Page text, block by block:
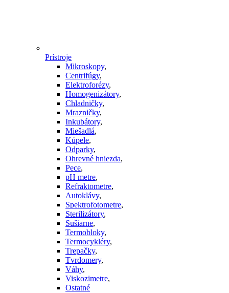
Prístroje
Mikroskopy,
Centrifúgy,
Elektroforézy,
Homogenizátory,
Chladničky,
Mrazničky,
Inkubátory,
Miešadlá,
Kúpele,
Odparky,
Ohrevné hniezda,
Pece,
pH metre,
Refraktometre,
Autoklávy,
Spektrofotometre,
Sterilizátory,
Sušiarne,
Termobloky,
Termocykléry,
Trepačky,
Tvrdomery,
Váhy,
Viskozimetre,
Ostatné